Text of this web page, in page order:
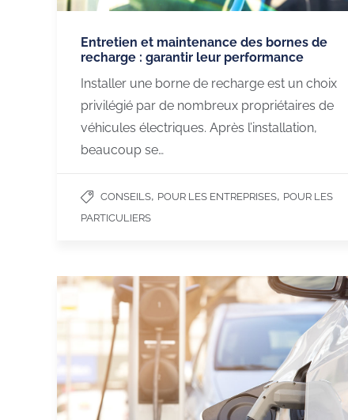
Entretien et maintenance des bornes de
recharge : garantir leur performance
Installer une borne de recharge est un choix
privilégié par de nombreux propriétaires de
véhicules électriques. Après l’installation,
beaucoup se…
CONSEILS, POUR LES ENTREPRISES, POUR LES
PARTICULIERS